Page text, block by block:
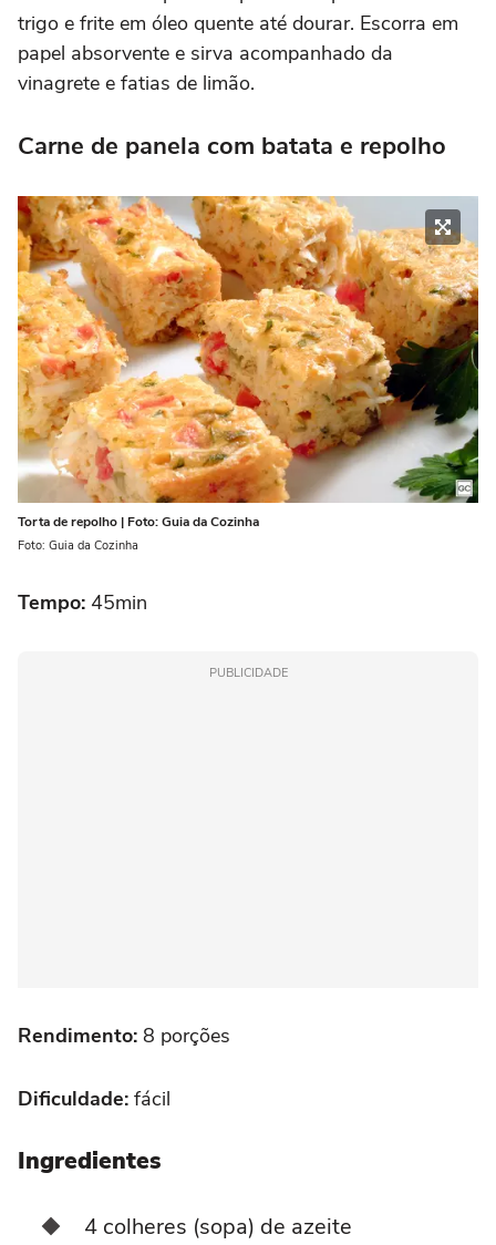
trigo e frite em óleo quente até dourar. Escorra em
papel absorvente e sirva acompanhado da
vinagrete e fatias de limão.
Carne de panela com batata e repolho
Torta de repolho | Foto: Guia da Cozinha
Foto: Guia da Cozinha
Tempo: 45min
PUBLICIDADE
Rendimento: 8 porções
Dificuldade: fácil
Ingredientes
4 colheres (sopa) de azeite